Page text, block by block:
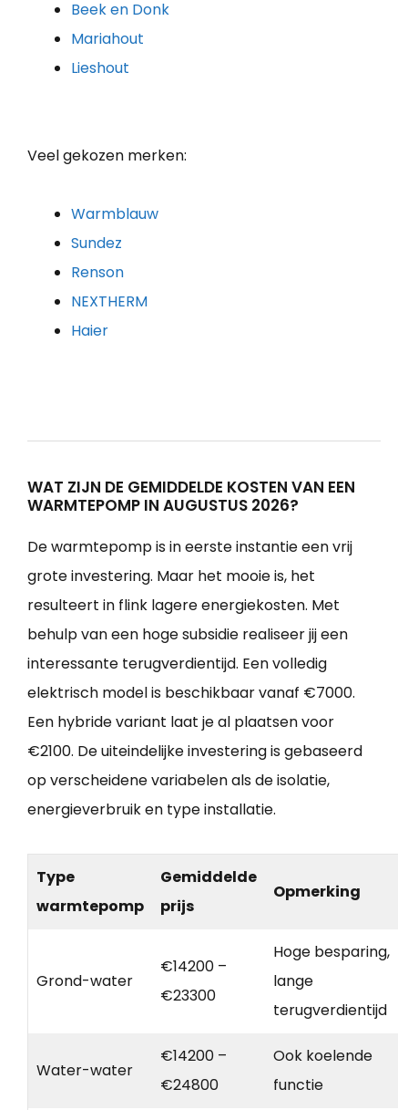
Beek en Donk
Mariahout
Lieshout
Veel gekozen merken:
Warmblauw
Sundez
Renson
NEXTHERM
Haier
WAT ZIJN DE GEMIDDELDE KOSTEN VAN EEN
WARMTEPOMP IN AUGUSTUS 2026?
De warmtepomp is in eerste instantie een vrij
grote investering. Maar het mooie is, het
resulteert in flink lagere energiekosten. Met
behulp van een hoge subsidie realiseer jij een
interessante terugverdientijd. Een volledig
elektrisch model is beschikbaar vanaf €7000.
Een hybride variant laat je al plaatsen voor
€2100. De uiteindelijke investering is gebaseerd
op verscheidene variabelen als de isolatie,
energieverbruik en type installatie.
Type
warmtepomp
Gemiddelde
prijs
Opmerking
Grond-water
€14200 –
€23300
Hoge besparing,
lange
terugverdientijd
Water-water
€14200 –
€24800
Ook koelende
functie